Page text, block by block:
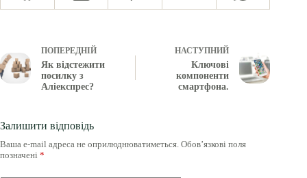
ПОПЕРЕДНІЙ
Як відстежити
посилку з
Аліекспрес?
НАСТУПНИЙ
Ключові
компоненти
смартфона.
Залишити відповідь
Ваша e-mail адреса не оприлюднюватиметься. Обов’язкові поля
позначені *